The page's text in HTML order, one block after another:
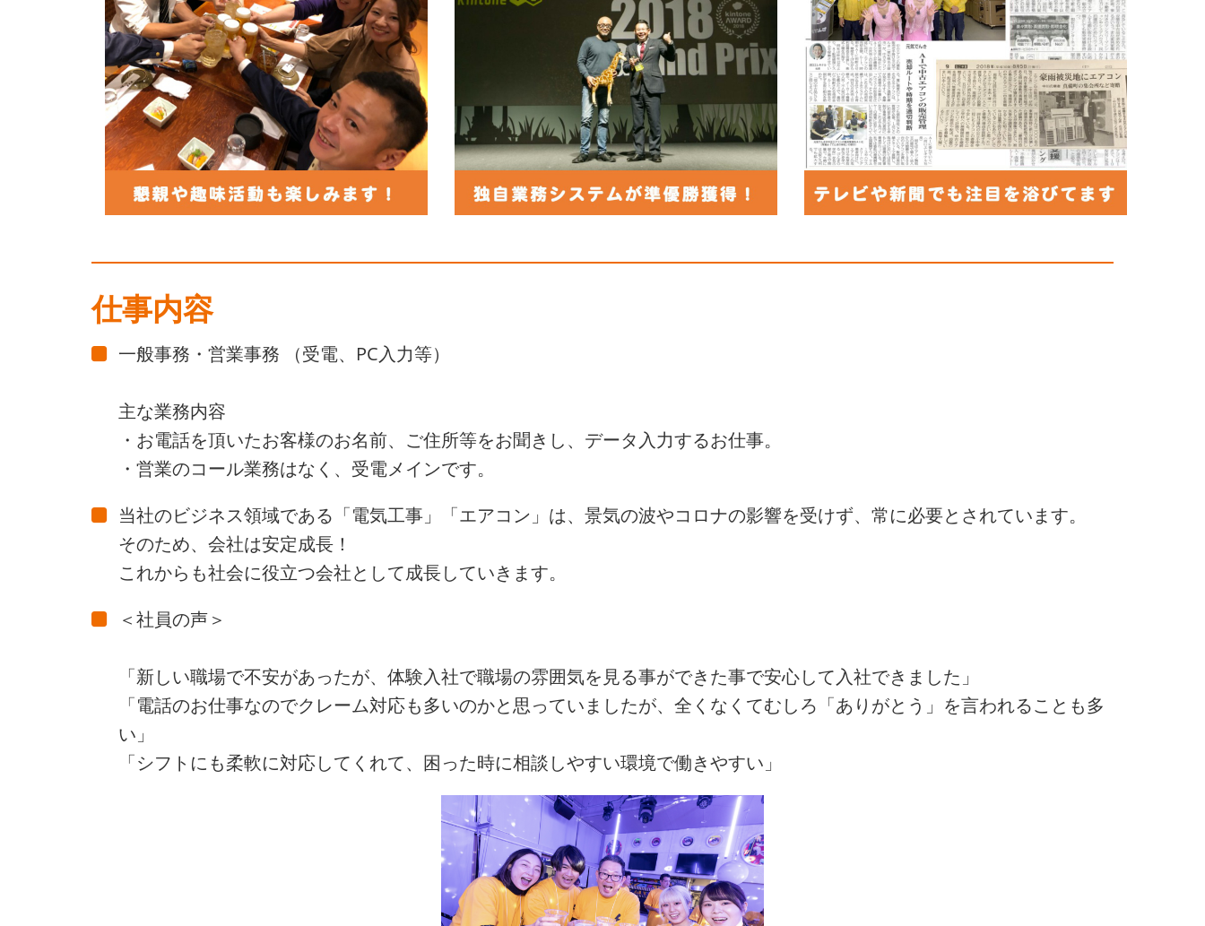
仕事内容
一般事務・営業事務 （受電、PC入力等）
主な業務内容
・お電話を頂いたお客様のお名前、ご住所等をお聞きし、データ入力するお仕事。
・営業のコール業務はなく、受電メインです。
当社のビジネス領域である「電気工事」「エアコン」は、景気の波やコロナの影響を受けず、常に必要とされています。
そのため、会社は安定成長！
これからも社会に役立つ会社として成長していきます。
＜社員の声＞
「新しい職場で不安があったが、体験入社で職場の雰囲気を見る事ができた事で安心して入社できました」
「電話のお仕事なのでクレーム対応も多いのかと思っていましたが、全くなくてむしろ「ありがとう」を言われることも多
い」
「シフトにも柔軟に対応してくれて、困った時に相談しやすい環境で働きやすい」